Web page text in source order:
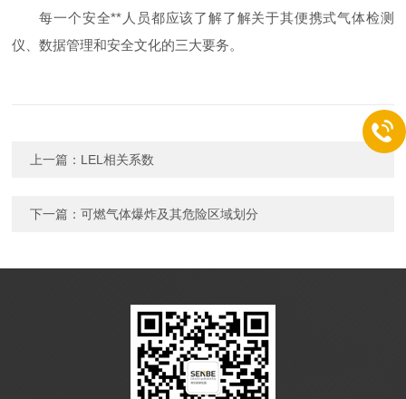
每一个安全**人员都应该了解了解关于其便携式气体检测
仪、数据管理和安全文化的三大要务。
上一篇： LEL相关系数
下一篇：可燃气体爆炸及其危险区域划分